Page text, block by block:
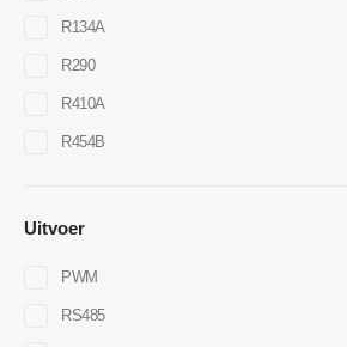
R134A
R290
R410A
R454B
Uitvoer
PWM
RS485
Hot Products